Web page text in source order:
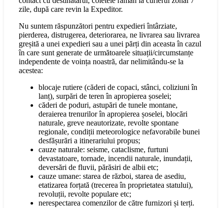
zile, după care revin la Expeditor.
Nu suntem răspunzători pentru expedieri întârziate,
pierderea, distrugerea, deteriorarea, ne livrarea sau livrarea
greșită a unei expedieri sau a unei părți din aceasta în cazul
în care sunt generate de următoarele situații/circumstanțe
independente de voința noastră, dar nelimitându-se la
acestea:
blocaje rutiere (căderi de copaci, stânci, coliziuni în
lanț), surpări de teren în apropierea șoselei;
căderi de poduri, astupări de tunele montane,
deraierea trenurilor în apropierea șoselei, blocări
naturale, greve neautorizate, revolte spontane
regionale, condiții meteorologice nefavorabile bunei
desfășurări a itinerariului propus;
cauze naturale: seisme, cataclisme, furtuni
devastatoare, tornade, incendii naturale, inundații,
deversări de fluvii, părăsiri de albii etc;
cauze umane: starea de război, starea de asediu,
etatizarea forțată (trecerea în proprietatea statului),
revoluții, revolte populare etc;
nerespectarea comenzilor de către furnizori și terți.